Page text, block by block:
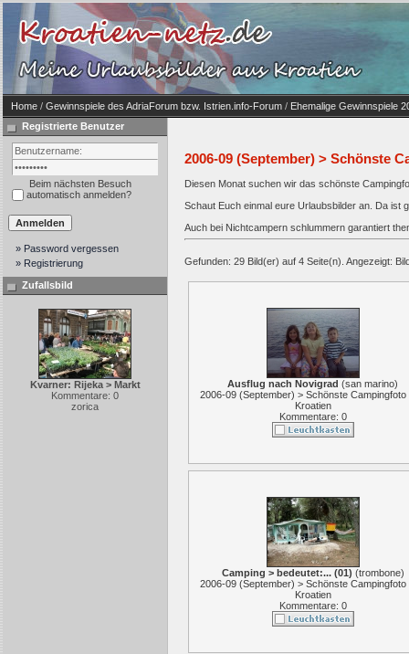
Home / Gewinnspiele des AdriaForum bzw. Istrien.info-Forum / Ehemalige Gewinnspiele
Registrierte Benutzer
Beim nächsten Besuch
automatisch anmelden?
» Password vergessen
» Registrierung
Zufallsbild
Kvarner: Rijeka > Markt
Kommentare: 0
zorica
2006-09 (September) > Schönste
Diesen Monat suchen wir das schönste
Schaut Euch einmal eure Urlaubsbilder an. Da ist
Auch bei Nichtcampern schlummern garantiert
Gefunden: 29 Bild(er) auf 4 Seite(n). Angezeigt:
Ausflug nach Novigrad (san marino)
2006-09 (September) > Schönste Campingfoto
Kroatien
Kommentare: 0
Camping > bedeutet:... (01) (trombone)
2006-09 (September) > Schönste Campingfoto
Kroatien
Kommentare: 0